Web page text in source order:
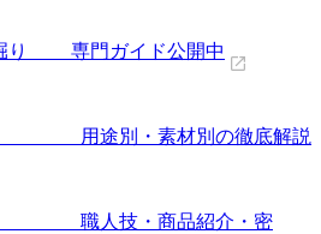
り 専門ガイド公開中
用途別・素材別の徹底解説
職人技・商品紹介・密